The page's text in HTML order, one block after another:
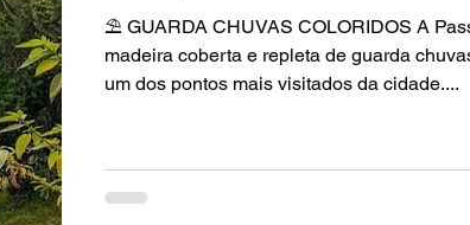
Docerias Confeitarias Padarias
⛱️ GUARDA CHUVAS COLORIDOS A
madeira coberta e repleta de guarda
um dos pontos mais visitados da cidade....